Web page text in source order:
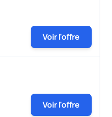
Voir l'offre
Voir l'offre